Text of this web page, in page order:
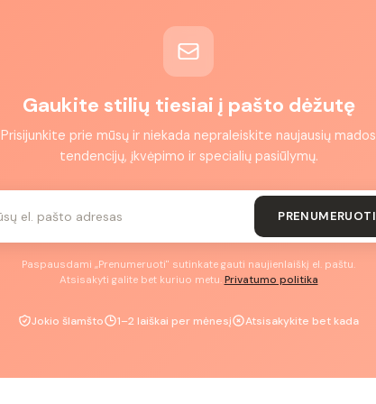
Gaukite stilių tiesiai į pašto dėžutę
Prisijunkite prie mūsų ir niekada nepraleiskite naujausių mados
tendencijų, įkvėpimo ir specialių pasiūlymų.
PRENUMERUOTI
Paspausdami „Prenumeruoti" sutinkate gauti naujienlaiškį el. paštu.
Atsisakyti galite bet kuriuo metu. Privatumo politika
Jokio šlamšto 1–2 laiškai per mėnesį Atsisakykite bet kada